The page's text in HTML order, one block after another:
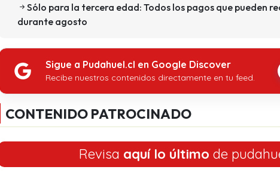
Sólo para la tercera edad: Todos los pagos que pueden
durante agosto
Sigue a Pudahuel.cl en Google Discover
Recibe nuestros contenidos directamente en tu feed.
CONTENIDO PATROCINADO
Revisa aquí lo último de